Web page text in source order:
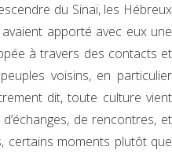
du Sinaï, les Hébreux
apporté avec eux une
à travers des contacts et
voisins, en particulier
dit, toute culture vient
de rencontres, et
certains moments plutôt que